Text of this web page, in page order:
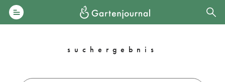
suchergebnis